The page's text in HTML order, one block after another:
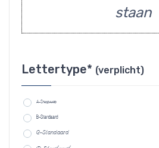
staan
Lettertype* (verplicht)
A-Standaard
B-Standaard
C-Standaard